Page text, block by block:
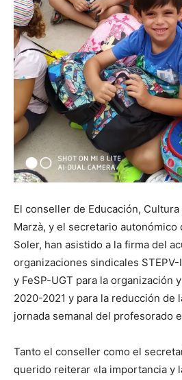
El conseller de Educación,
Marzà, y el secretario autonómico
Soler, han asistido a la firma del
organizaciones sindicales STEPV-
y FeSP-UGT para la organización
2020-2021 y para la reducción de
jornada semanal del profesorado
Tanto el conseller como el
querido reiterar «la importancia y